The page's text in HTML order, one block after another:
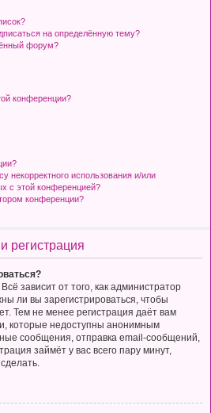
на определённую тему?
форум?
конференции?
некорректного использования и/или
с этой конференцией?
конференции?
регистрация
зависит от того, как администратор
ли вы зарегистрироваться, чтобы
Тем не менее регистрация даёт вам
которые недоступны анонимным
сообщения, отправка email-сообщений,
займёт у вас всего пару минут,